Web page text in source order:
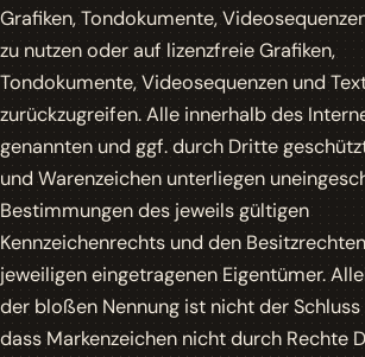
Grafiken, Tondokumente,
zu nutzen oder auf lizenzfreie Grafiken,
Tondokumente, Videosequenzen und
zurückzugreifen. Alle innerhalb des
genannten und ggf. durch Dritte
und Warenzeichen unterliegen
Bestimmungen des jeweils gültigen
Kennzeichenrechts und den
jeweiligen eingetragenen Eigentümer.
der bloßen Nennung ist nicht der Schluss
dass Markenzeichen nicht durch Rechte